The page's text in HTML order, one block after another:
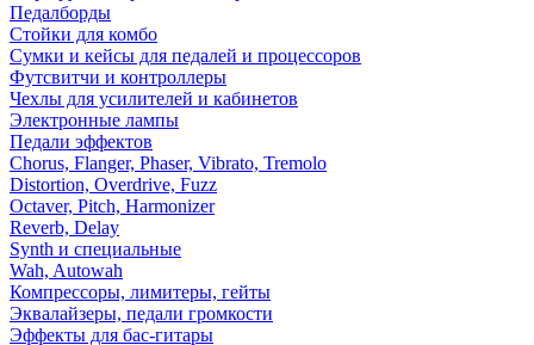
Педалборды
Стойки для комбо
Сумки и кейсы для педалей и процессоров
Футсвитчи и контроллеры
Чехлы для усилителей и кабинетов
Электронные лампы
Педали эффектов
Chorus, Flanger, Phaser, Vibrato, Tremolo
Distortion, Overdrive, Fuzz
Octaver, Pitch, Harmonizer
Reverb, Delay
Synth и специальные
Wah, Autowah
Компрессоры, лимитеры, гейты
Эквалайзеры, педали громкости
Эффекты для бас-гитары